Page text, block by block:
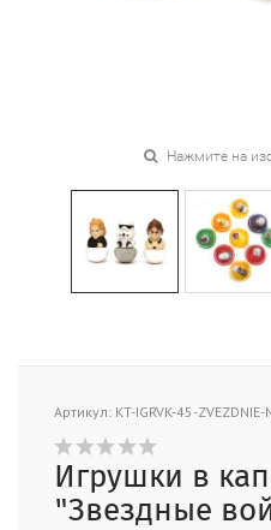
Нажмите на
Артикул: KT-IGRVK-45-ZVEZDNIE-
Игрушки в
"Звездные